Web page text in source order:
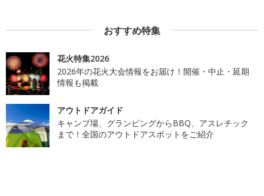
おすすめ特集
花火特集2026
2026年の花火大会情報をお届け！開催・中止・延期
情報も掲載
アウトドアガイド
キャンプ場、グランピングからBBQ、アスレチック
まで！全国のアウトドアスポットをご紹介